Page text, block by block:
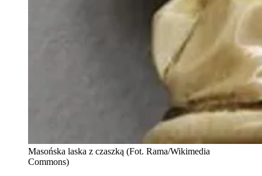
Masońska laska z czaszką (Fot. Rama/Wikimedia
Commons)